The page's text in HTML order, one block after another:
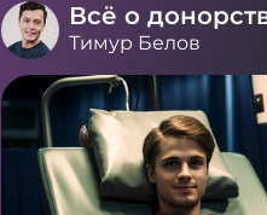
Всё о
Тимур Белов